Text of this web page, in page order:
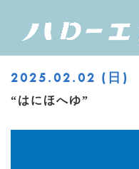
content
ハロー
2025.02.02 (日)
“はにほへゆ”